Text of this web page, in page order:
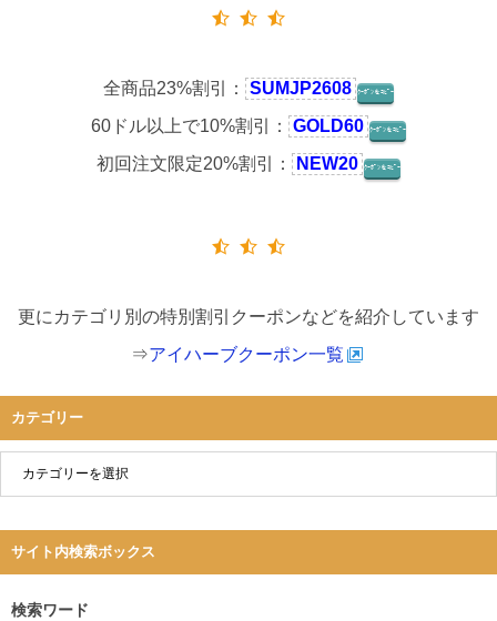
全商品23%割引： SUMJP2608 ｸｰﾎﾟﾝをｺﾋﾟｰ
60ドル以上で10%割引： GOLD60 ｸｰﾎﾟﾝをｺﾋﾟｰ
初回注文限定20%割引： NEW20 ｸｰﾎﾟﾝをｺﾋﾟｰ
更にカテゴリ別の特別割引クーポンなどを紹介しています
⇒アイハーブクーポン一覧
カテゴリー
サイト内検索ボックス
検索ワード